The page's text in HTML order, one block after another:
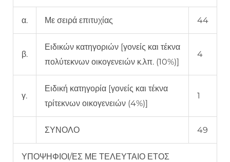
α. Με σειρά επιτυχίας 44
β.
Ειδικών κατηγοριών [γονείς και τέκνα
πολύτεκνων οικογενειών κ.λπ. (10%)]
4
γ.
Ειδική κατηγορία [γονείς και τέκνα
τρίτεκνων οικογενειών (4%)]
1
ΣΥΝΟΛΟ 49
ΥΠΟΨΗΦΙΟΙ/ΕΣ ΜΕ ΤΕΛΕΥΤΑΙΟ ΕΤΟΣ